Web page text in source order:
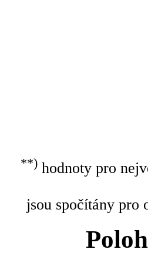
**)hodnoty pro
jsou spočítány pro